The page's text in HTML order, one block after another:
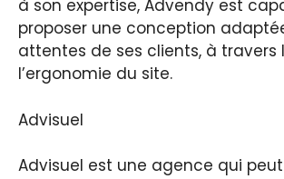
à son expertise, Advendy est
proposer une conception
attentes de ses clients, à travers
l’ergonomie du site.
Advisuel
Advisuel est une agence qui peut